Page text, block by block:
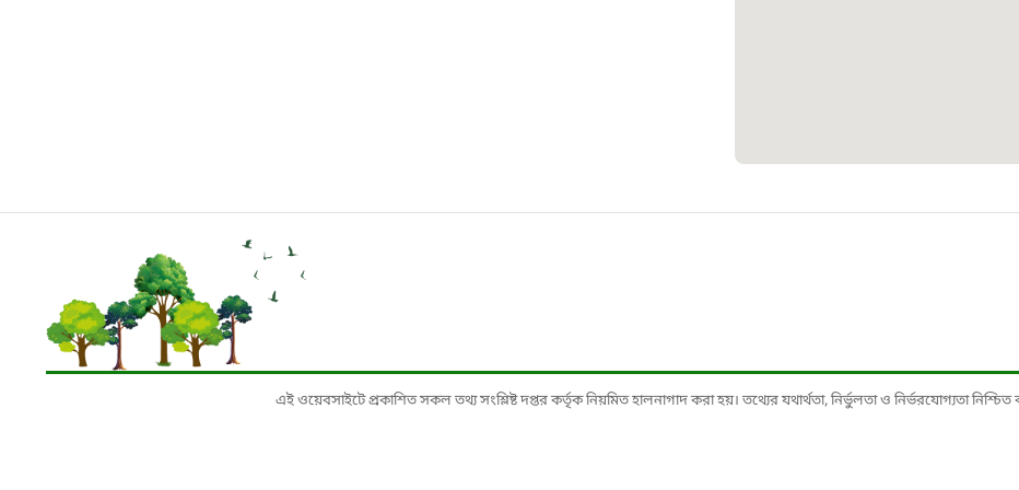
বাংলাদেশ
এই ওয়েবসাইটে প্রকাশিত সকল তথ্য সংশ্লিষ্ট দপ্তর কর্তৃক নিয়মিত হালনাগাদ করা হয়। তথ্যের যথার্থতা, নির্ভুলতা ও নির্ভরযোগ্যতা নিশ্চিত